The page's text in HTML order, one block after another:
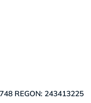
REGON: 243413225